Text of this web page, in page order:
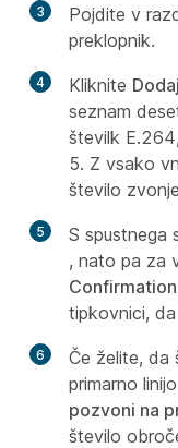
3 Pojdite v
preklopnik.
4 Kliknite
seznam
številk
5. Z vsako
število
5 S spustnega
, nato pa za
Confirmation
tipkovnici,
6
Če želite, da
primarno
pozvoni na
število